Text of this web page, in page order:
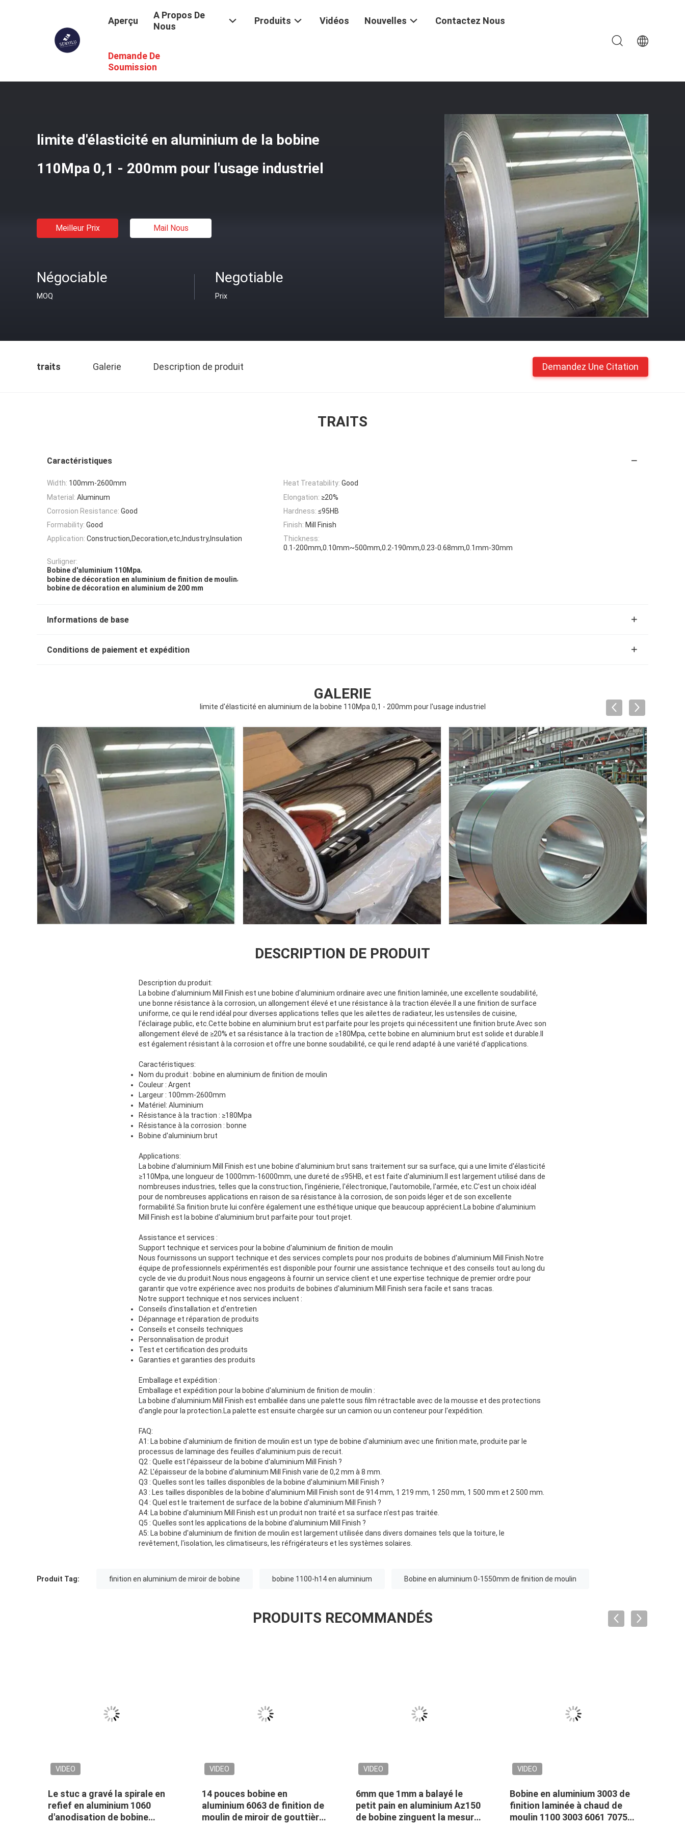
Aperçu
A Propos De
Nous
Produits Vidéos Nouvelles Contactez Nous
Demande De
Soumission
/ Bobine En Aluminium De Finition De Moulin
limite d'élasticité en aluminium de la bobine
110Mpa 0,1 - 200mm pour l'usage industriel
Meilleur Prix Mail Nous
Négociable
MOQ
Negotiable
Prix
traits Galerie Description de produit Demandez Une Citation
TRAITS
Caractéristiques
Width: 100mm-2600mm Heat Treatability: Good
Material: Aluminum Elongation: ≥20%
Corrosion Resistance: Good Hardness: ≤95HB
Formability: Good Finish: Mill Finish
Application: Construction,Decoration,etc,Industry,Insulation
Thickness:
0.1-200mm,0.10mm~500mm,0.2-190mm,0.23-0.68mm,0.1mm-30mm
Surligner:
Bobine d'aluminium 110Mpa,
bobine de décoration en aluminium de finition de moulin,
bobine de décoration en aluminium de 200 mm
Informations de base
Conditions de paiement et expédition
GALERIE
limite d'élasticité en aluminium de la bobine 110Mpa 0,1 - 200mm pour l'usage industriel
DESCRIPTION DE PRODUIT
Description du produit:
La bobine d'aluminium Mill Finish est une bobine d'aluminium ordinaire avec une finition laminée, une excellente soudabilité,
une bonne résistance à la corrosion, un allongement élevé et une résistance à la traction élevée.Il a une finition de surface
uniforme, ce qui le rend idéal pour diverses applications telles que les ailettes de radiateur, les ustensiles de cuisine,
l'éclairage public, etc.Cette bobine en aluminium brut est parfaite pour les projets qui nécessitent une finition brute.Avec son
allongement élevé de ≥20% et sa résistance à la traction de ≥180Mpa, cette bobine en aluminium brut est solide et durable.Il
est également résistant à la corrosion et offre une bonne soudabilité, ce qui le rend adapté à une variété d'applications.
Caractéristiques:
Nom du produit : bobine en aluminium de finition de moulin
Couleur : Argent
Largeur : 100mm-2600mm
Matériel: Aluminium
Résistance à la traction : ≥180Mpa
Résistance à la corrosion : bonne
Bobine d'aluminium brut
Applications:
La bobine d'aluminium Mill Finish est une bobine d'aluminium brut sans traitement sur sa surface, qui a une limite d'élasticité
≥110Mpa, une longueur de 1000mm-16000mm, une dureté de ≤95HB, et est faite d'aluminium.Il est largement utilisé dans de
nombreuses industries, telles que la construction, l'ingénierie, l'électronique, l'automobile, l'armée, etc.C'est un choix idéal
pour de nombreuses applications en raison de sa résistance à la corrosion, de son poids léger et de son excellente
formabilité.Sa finition brute lui confère également une esthétique unique que beaucoup apprécient.La bobine d'aluminium
Mill Finish est la bobine d'aluminium brut parfaite pour tout projet.
Assistance et services :
Support technique et services pour la bobine d'aluminium de finition de moulin
Nous fournissons un support technique et des services complets pour nos produits de bobines d'aluminium Mill Finish.Notre
équipe de professionnels expérimentés est disponible pour fournir une assistance technique et des conseils tout au long du
cycle de vie du produit.Nous nous engageons à fournir un service client et une expertise technique de premier ordre pour
garantir que votre expérience avec nos produits de bobines d'aluminium Mill Finish sera facile et sans tracas.
Notre support technique et nos services incluent :
Conseils d'installation et d'entretien
Dépannage et réparation de produits
Conseils et conseils techniques
Personnalisation de produit
Test et certification des produits
Garanties et garanties des produits
Emballage et expédition :
Emballage et expédition pour la bobine d'aluminium de finition de moulin :
La bobine d'aluminium Mill Finish est emballée dans une palette sous film rétractable avec de la mousse et des protections
d'angle pour la protection.La palette est ensuite chargée sur un camion ou un conteneur pour l'expédition.
FAQ:
A1: La bobine d'aluminium de finition de moulin est un type de bobine d'aluminium avec une finition mate, produite par le
processus de laminage des feuilles d'aluminium puis de recuit.
Q2 : Quelle est l'épaisseur de la bobine d'aluminium Mill Finish ?
A2: L'épaisseur de la bobine d'aluminium Mill Finish varie de 0,2 mm à 8 mm.
Q3 : Quelles sont les tailles disponibles de la bobine d'aluminium Mill Finish ?
A3 : Les tailles disponibles de la bobine d'aluminium Mill Finish sont de 914 mm, 1 219 mm, 1 250 mm, 1 500 mm et 2 500 mm.
Q4 : Quel est le traitement de surface de la bobine d'aluminium Mill Finish ?
A4: La bobine d'aluminium Mill Finish est un produit non traité et sa surface n'est pas traitée.
Q5 : Quelles sont les applications de la bobine d'aluminium Mill Finish ?
A5: La bobine d'aluminium de finition de moulin est largement utilisée dans divers domaines tels que la toiture, le
revêtement, l'isolation, les climatiseurs, les réfrigérateurs et les systèmes solaires.
Produit Tag: finition en aluminium de miroir de bobine bobine 1100-h14 en aluminium Bobine en aluminium 0-1550mm de finition de moulin
PRODUITS RECOMMANDÉS
VIDEO
Le stuc a gravé la spirale en
refief en aluminium 1060
d'anodisation de bobine
VIDEO
14 pouces bobine en
aluminium 6063 de finition de
moulin de miroir de gouttière
VIDEO
6mm que 1mm a balayé le
petit pain en aluminium Az150
de bobine zinguent la mesure
VIDEO
Bobine en aluminium 3003 de
finition laminée à chaud de
moulin 1100 3003 6061 7075